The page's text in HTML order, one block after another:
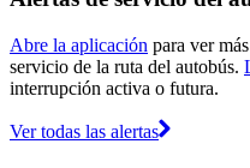
Abre la aplicación para ver
servicio de la ruta del autobús.
interrupción activa o futura.
Ver todas las alertas